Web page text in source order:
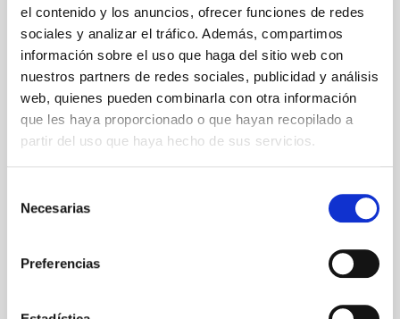
el contenido y los anuncios, ofrecer funciones de redes
sociales y analizar el tráfico. Además, compartimos
información sobre el uso que haga del sitio web con
nuestros partners de redes sociales, publicidad y análisis
web, quienes pueden combinarla con otra información
que les haya proporcionado o que hayan recopilado a
partir del uso que haya hecho de sus servicios.
Necesarias
Preferencias